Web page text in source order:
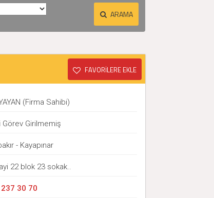
ARAMA
FAVORİLERE EKLE
(Firma Sahibi)
Görev Girilmemiş
- Kayapınar
22 blok 23 sokak..
30 70